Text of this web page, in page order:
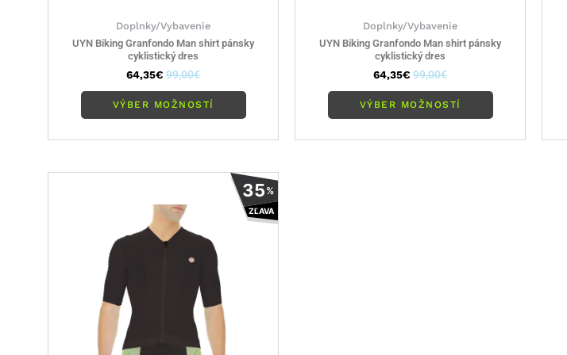
Doplnky/Vybavenie
UYN Biking Granfondo Man shirt pánsky
cyklistický dres
64,35€ 99,00€
VÝBER MOŽNOSTÍ
Doplnky/Vybavenie
UYN Biking Granfondo Man shirt pánsky
cyklistický dres
64,35€ 99,00€
VÝBER MOŽNOSTÍ
35%
ZĽAVA
Tento
produkt
má